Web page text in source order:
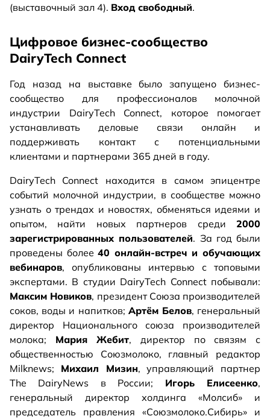
(выставочный зал 4). Вход свободный.
Цифровое бизнес-сообщество
DairyTech Connect
Год назад на выставке было запущено бизнес-
сообщество
для профессионалов молочной
индустрии DairyTech Connect, которое помогает
устанавливать деловые связи онлайн и
поддерживать контакт с потенциальными
клиентами и партнерами 365 дней в году.
DairyTech Connect находится в самом эпицентре
событий молочной индустрии, в сообществе можно
узнать о трендах и новостях, обменяться идеями и
опытом, найти новых партнеров среди 2000
зарегистрированных пользователей. За год были
проведены более40 онлайн-встреч и обучающих
вебинаров, опубликованы интервью с топовыми
экспертами. В студии DairyTech Connect побывали:
Максим Новиков, президент Союза производителей
соков, воды и напитков; Артём Белов, генеральный
директор Национального союза производителей
молока; Мария Жебит, директор по связям с
общественностью Союзмолоко, главный редактор
Milknews; Михаил Мизин, управляющий партнер
The DairyNews в России; Игорь Елисеенко,
генеральный директор холдинга «Молсиб» и
председатель правления «Союзмолоко.Сибирь» и